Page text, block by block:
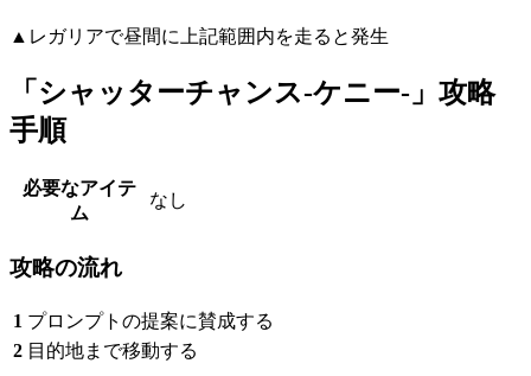
▲レガリアで昼間に上記範囲内を走ると発生
「シャッターチャンス-ケニー-」攻略
手順
必要なアイテ
ム
なし
攻略の流れ
1 プロンプトの提案に賛成する
2 目的地まで移動する